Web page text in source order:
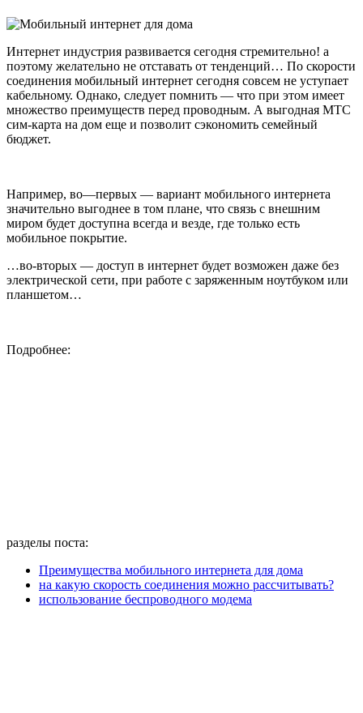
Интернет индустрия развивается сегодня стремительно! а
поэтому желательно не отставать от тенденций… По скорости
соединения мобильный интернет сегодня совсем не уступает
кабельному. Однако, следует помнить — что при этом имеет
множество преимуществ перед проводным. А выгодная МТС
сим-карта на дом еще и позволит сэкономить семейный
бюджет.
Например, во—первых — вариант мобильного интернета
значительно выгоднее в том плане, что связь с внешним
миром будет доступна всегда и везде, где только есть
мобильное покрытие.
…во-вторых — доступ в интернет будет возможен даже без
электрической сети, при работе с заряженным ноутбуком или
планшетом…
Подробнее:
разделы поста:
Преимущества мобильного интернета для дома
на какую скорость соединения можно рассчитывать?
использование беспроводного модема